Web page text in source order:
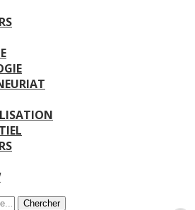
Chercher